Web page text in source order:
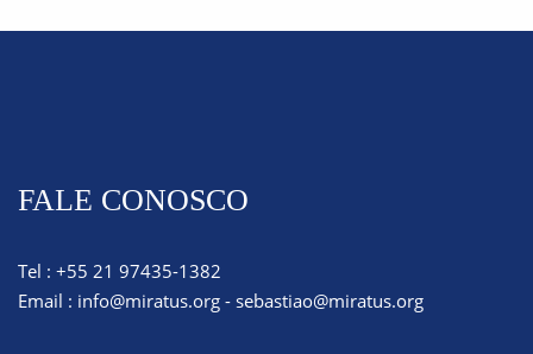
FALE CONOSCO
Tel : +55 21 97435-1382
Email : info@miratus.org - sebastiao@miratus.org